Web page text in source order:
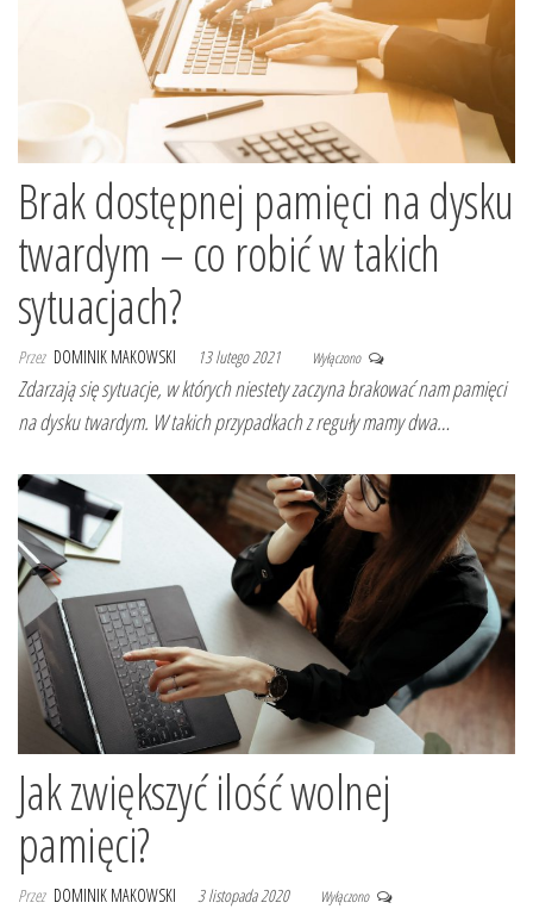
Brak dostępnej pamięci na dysku
twardym – co robić w takich
sytuacjach?
Przez DOMINIK MAKOWSKI 13 lutego 2021 Wyłączono
Zdarzają się sytuacje, w których niestety zaczyna brakować nam pamięci
na dysku twardym. W takich przypadkach z reguły mamy dwa…
Jak zwiększyć ilość wolnej
pamięci?
Przez DOMINIK MAKOWSKI 3 listopada 2020 Wyłączono